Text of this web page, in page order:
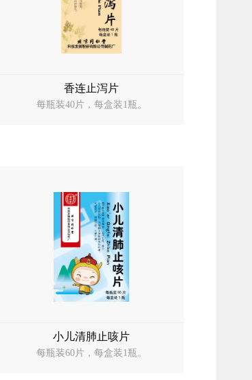
香连止泻片
每瓶装40片，每盒装1瓶。
小儿清肺止咳片
每瓶装60片，每盒装1瓶。